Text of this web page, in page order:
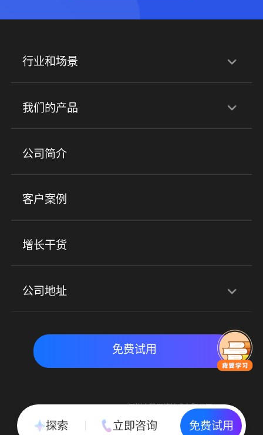
行业和场景
行业解决方案
培训机构 职业技能培训 兴趣培训
金融行业
心理机构
实时私域带货 数字化运营
我们的产品
产品
小程序商城 ERP 企微SCRM
社群圈子
公司简介
客户案例
增长干货
公司地址
北京地址：北京市朝阳区朝外大街乙6号23层
免费试用
Copyright © 2015-2018 深圳小鹅网络技术有限公司
All Rights Reserved. 粤ICP备15020529号
探索 立即咨询 免费试用